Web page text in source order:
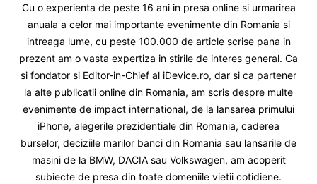
Cu o experienta de peste 16 ani in presa online si urmarirea
anuala a celor mai importante evenimente din Romania si
intreaga lume, cu peste 100.000 de article scrise pana in
prezent am o vasta expertiza in stirile de interes general. Ca
si fondator si Editor-in-Chief al iDevice.ro, dar si ca partener
la alte publicatii online din Romania, am scris despre multe
evenimente de impact international, de la lansarea primului
iPhone, alegerile prezidentiale din Romania, caderea
burselor, deciziile marilor banci din Romania sau lansarile de
masini de la BMW, DACIA sau Volkswagen, am acoperit
subiecte de presa din toate domeniile vietii cotidiene.